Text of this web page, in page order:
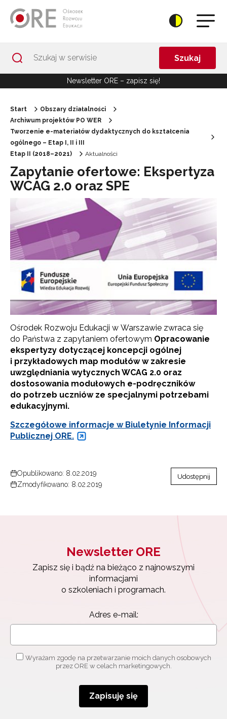
Szukaj
Newsletter ORE – zapisz się!
Start
Obszary działalności
Archiwum projektów PO WER
Tworzenie e-materiałów dydaktycznych do kształcenia
ogólnego – Etap I, II i III
Etap II (2018–2021)
Aktualności
Zapytanie ofertowe: Ekspertyza
WCAG 2.0 oraz SPE
Ośrodek Rozwoju Edukacji w Warszawie zwraca się
do Państwa z zapytaniem ofertowym Opracowanie
ekspertyzy dotyczącej koncepcji ogólnej
i przykładowych map modułów w zakresie
uwzględniania wytycznych WCAG 2.0 oraz
dostosowania modułowych e-podręczników
do potrzeb uczniów ze specjalnymi potrzebami
edukacyjnymi.
Szczegółowe informacje w Biuletynie Informacji
Publicznej ORE.
Opublikowano: 8.02.2019
Zmodyfikowano: 8.02.2019
Udostępnij
Newsletter ORE
Zapisz się i bądź na bieżąco z najnowszymi
informacjami
o szkoleniach i programach.
Adres e-mail:
Wyrażam zgodę na przetwarzanie moich danych osobowych
przez ORE w celach marketingowych.
Zapisuję się